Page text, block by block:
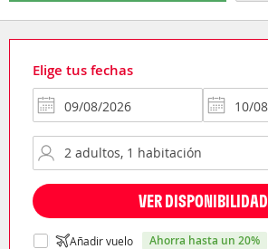
Elige tus fechas
VER DISPONIBILIDAD
Añadir vuelo ahorra hasta un 20%